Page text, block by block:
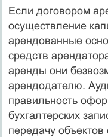
Если договором
осуществление
арендованные
средств
аренды они
арендодателю.
правильность
бухгалтерских
передачу